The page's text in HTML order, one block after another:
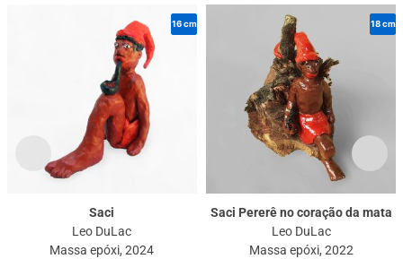
16 cm
Saci
Leo DuLac
Massa epóxi, 2024
18 cm
Saci Pererê no coração da mata
Leo DuLac
Massa epóxi, 2022